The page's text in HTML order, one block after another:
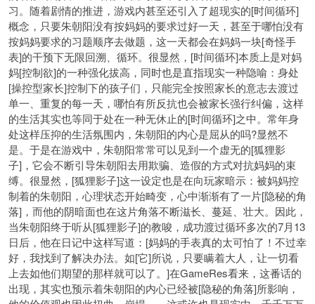
习。随着剧情的推进，游戏内甚至还引入了超现实的[时间循环]
概念，只要朱朝阳没有按妈妈的要求过好一天，甚至于哪怕没有
按妈妈要求的习题顺序去做题，这一天都会在妈妈一块[奇怪手
表]的干预下无限回溯、循环。很显然，[时间循环]本质上是对妈
妈[控制欲]的一种强化拔高，同时也是直指现实一种隐喻：身处
[操控型家长]控制下的孩子们，只能完全按照家长的意志去渡过
单一、重复的每一天，哪怕有所反抗也会被家长强行纠偏，这样
的生活其实也等同于处在一种无休止的[时间循环]之中。常年身
处这样压抑的生活氛围内，朱朝阳的内心是屈从的吗?显然不
是。于是在游戏中，朱朝阳常常可以见到一个虚无的[狐狸影
子]，它会不断引导朱朝阳去用欺骗、造假的方式对抗妈妈的束
缚。很显然，[狐狸影子]这一设定也是在向玩家暗示：被妈妈控
制着的朱朝阳，心理状态开始畸变，心中渐渐有了一片[隐秘的角
落]，而他的阴暗面也在这片角落不断滋长、蔓延、壮大。因此，
当朱朝阳终于听从[狐狸影子]的教唆，成功渡过循环多次的7月13
日后，他在日记中这样写道：[妈妈的手表真的太可怕了！不过幸
好，我找到了解决办法。如[它]所说，只要瞒着大人，让一切看
上去如他们期望的那样就可以了。]在GameRes看来，这番话的
出现，其实也预示着朱朝阳的内心已经被[隐秘的角落]所影响，